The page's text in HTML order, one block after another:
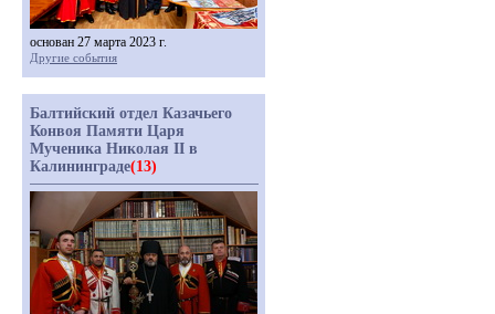
основан 27 марта 2023 г.
Другие события
Балтийский отдел Казачьего
Конвоя Памяти Царя
Мученика Николая II в
Калининграде(13)